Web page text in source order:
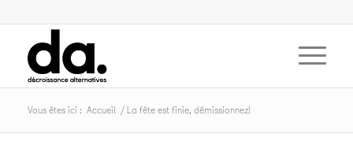
Vous êtes ici : Accueil / La fête est finie, démissionnez!